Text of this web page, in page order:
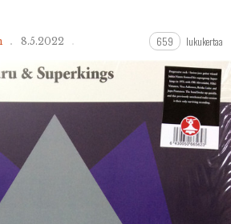
8.5.2022 659 lukukertaa